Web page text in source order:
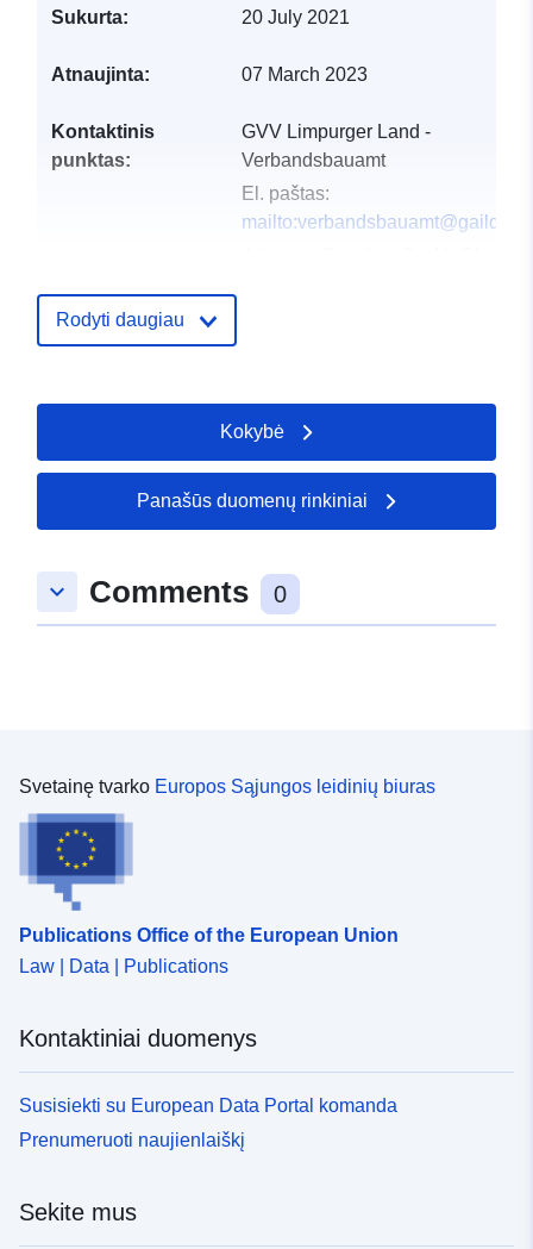
Sukurta: 20 July 2021
Atnaujinta: 07 March 2023
Kontaktinis
punktas:
GVV Limpurger Land -
Verbandsbauamt
El. paštas:
2026
Atnaujinta informacija apie
26 April 2026
Erdviniai
Koordinatės: [ [ 9.661372,
49.012281 ], [ 9.6624425,
49.0115091 ], [ 9.661372,
uriRef:
Rodyti daugiau
Kokybė
Panašūs duomenų rinkiniai
keyboard_arrow_down Comments 0
Svetainę tvarko Europos Sąjungos leidinių biuras
Publications Office of the European Union
Law | Data | Publications
Kontaktiniai duomenys
Susisiekti su European Data Portal komanda
Prenumeruoti naujienlaiškį
Sekite mus